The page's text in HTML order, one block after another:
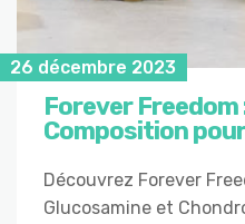
26 décembre 2023
Forever
Composition
Découvrez Forever
Glucosamine et